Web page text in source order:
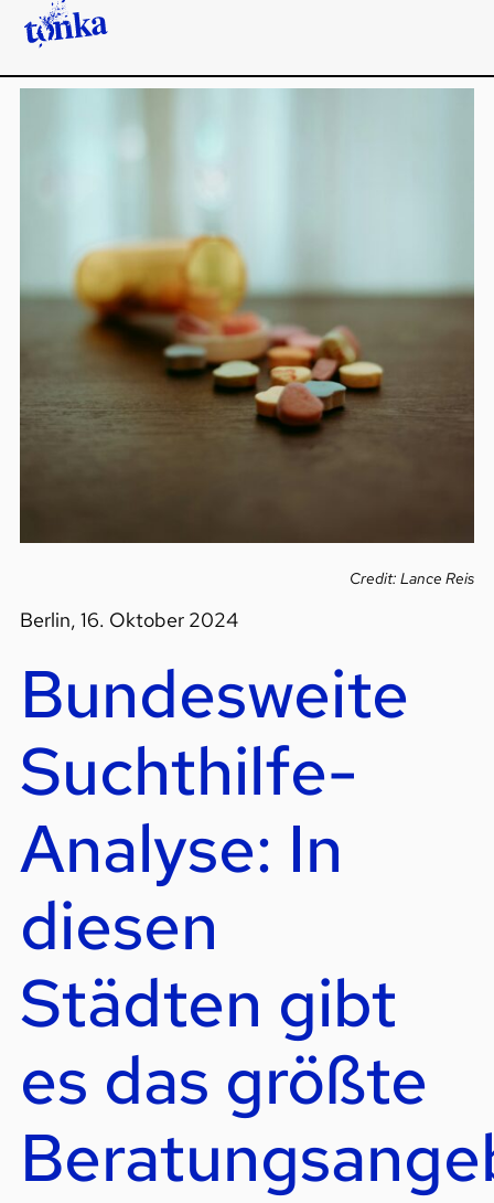
Credit: Lance Reis
Berlin, 16. Oktober 2024
Bundesweite
Suchthilfe-
Analyse: In
diesen
Städten gibt
es das größte